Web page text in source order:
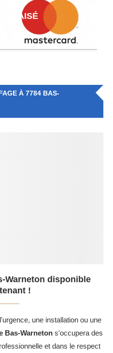
AISÉ
À 7784 BAS-
Warneton disponible
!
une installation ou une
Bas-Warneton s'occupera des
et dans le respect